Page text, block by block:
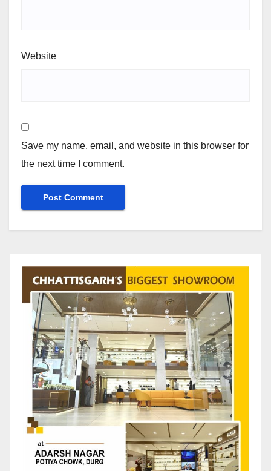
Website
Save my name, email, and website in this browser for
the next time I comment.